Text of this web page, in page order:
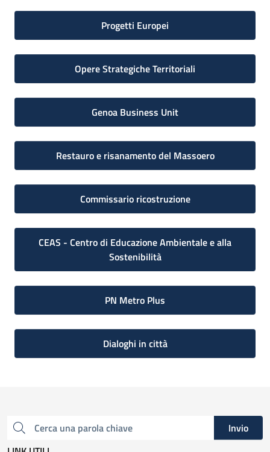
Progetti Europei
Opere Strategiche Territoriali
Genoa Business Unit
Restauro e risanamento del Massoero
Commissario ricostruzione
CEAS - Centro di Educazione Ambientale e alla
Sostenibilità
PN Metro Plus
Dialoghi in città
Cerca una parola chiave
Invio